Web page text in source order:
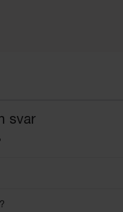
svar